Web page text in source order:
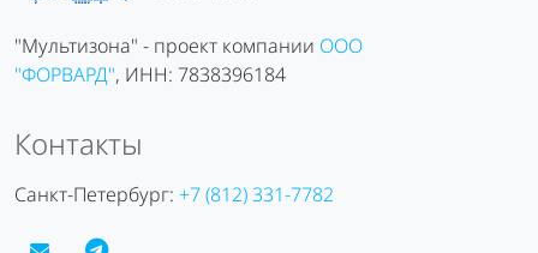
Контакты
Санкт-Петербург: +7 (812) 331-7782
"Мультизона" - проект компании ООО
"ФОРВАРД", ИНН: 7838396184